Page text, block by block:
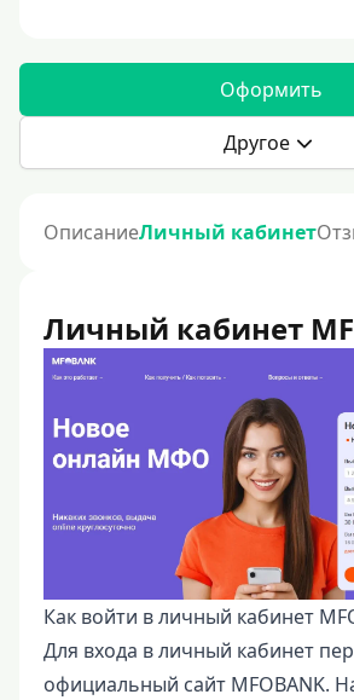
Оформить
Другое
ОписаниеЛичный кабинет
Личный кабинет
Как войти в личный кабинет
Для входа в личный кабинет
официальный сайт MFOBANK.